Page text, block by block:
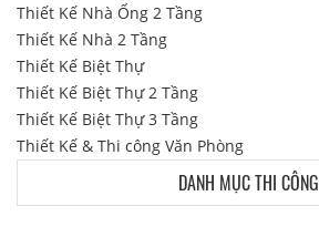
Thiết Kế Nhà Ống 2 Tầng
Thiết Kế Nhà 2 Tầng
Thiết Kế Biệt Thự
Thiết Kế Biệt Thự 2 Tầng
Thiết Kế Biệt Thự 3 Tầng
Thiết Kế & Thi công Văn Phòng
DANH MỤC THI CÔNG